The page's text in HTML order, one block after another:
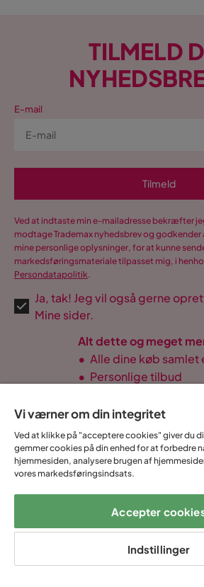
TILMELD
E-mail
Tilmeld
Ved at indtaste min e-mailadresse bekræfter
modtage Trademax nyhedsbrev og godkender
mine personlige oplysninger, for at kunne
markedsføringsmateriale tilpasset mig, i
Persondatapolitik.
Ja, tak! Jeg vil også gerne
Mine sider.
Alt dette og meget
• Alle dine køb samlet
• Personlige tilbud
Prismatch
14 dages
fortrydelse
Sortiment & tilbud
Vi værner om din integritet
Ved at klikke på "acceptere cookies" giver du
gemmer cookies på din enhed for at forbedre
hjemmesiden, analysere brugen af
vores markedsføringsindsats.
Accepter
Indstillinger